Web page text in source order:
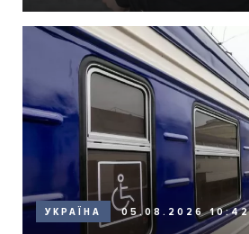
УКРАЇНА 05.08.2026 10:42